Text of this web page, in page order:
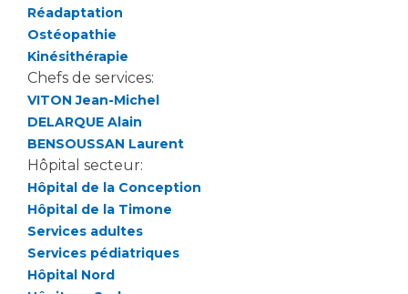
Handicap
Handi 13
Pôle Médecine Physique et Réadaptation
Accueil sourds et malentendants
Charte Romain Jacob
Mouvement Parcours Handicap 13
Activité physique
Plateforme des internes
Professionnels de santé
Adresser un patient
Réseaux de soins
Adresser un examen au Laboratoire de Biologie
Médicale
Radiologie / Imagerie
Cancérologie
Réadaptation
Ostéopathie
Kinésithérapie
Chefs de services:
VITON Jean-Michel
DELARQUE Alain
BENSOUSSAN Laurent
Hôpital secteur:
Hôpital de la Conception
Hôpital de la Timone
Services adultes
Services pédiatriques
Hôpital Nord